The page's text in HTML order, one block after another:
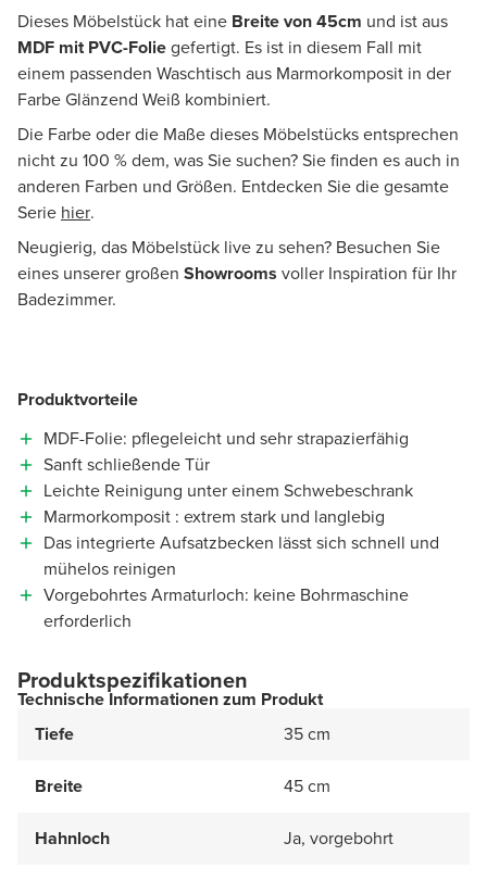
Dieses Möbelstück hat eine Breite von 45cm und ist aus
MDF mit PVC-Foliegefertigt. Es ist in diesem Fall mit
einem passenden Waschtisch aus Marmorkomposit in der
Farbe Glänzend Weiß kombiniert.
Die Farbe oder die Maße dieses Möbelstücks entsprechen
nicht zu 100 % dem, was Sie suchen? Sie finden es auch in
anderen Farben und Größen. Entdecken Sie die gesamte
Serie hier.
Neugierig, das Möbelstück live zu sehen? Besuchen Sie
eines unserer großen Showrooms voller Inspiration für Ihr
Badezimmer.
Produktvorteile
MDF-Folie: pflegeleicht und sehr strapazierfähig
Sanft schließende Tür
Leichte Reinigung unter einem Schwebeschrank
Marmorkomposit : extrem stark und langlebig
Das integrierte Aufsatzbecken lässt sich schnell und
mühelos reinigen
Vorgebohrtes Armaturloch: keine Bohrmaschine
erforderlich
Produktspezifikationen
Technische Informationen zum Produkt
Tiefe
35 cm
Breite 45 cm
Hahnloch Ja, vorgebohrt